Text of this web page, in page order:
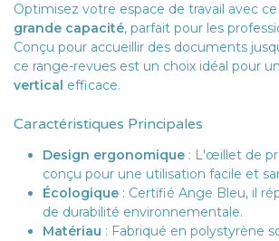
Optimisez votre espace de travail avec ce
grande capacité, parfait pour les
Conçu pour accueillir des documents
ce range-revues est un choix idéal pour un
vertical efficace.
Caractéristiques Principales
Design ergonomique : L'œillet de
conçu pour une utilisation facile et
Écologique : Certifié Ange Bleu, il
de durabilité environnementale.
Matériau : Fabriqué en polystyrène